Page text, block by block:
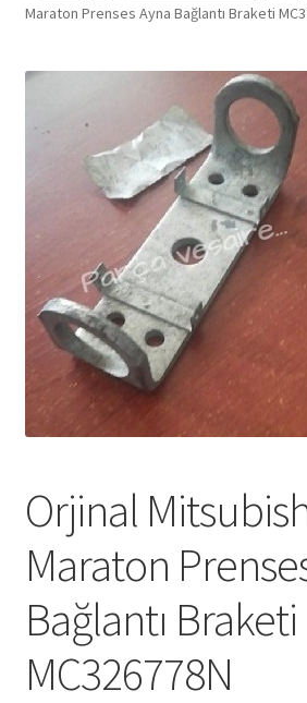
Maraton Prenses Ayna Bağlantı Braketi
Orjinal
Maraton
Bağlantı Braketi
MC326778N